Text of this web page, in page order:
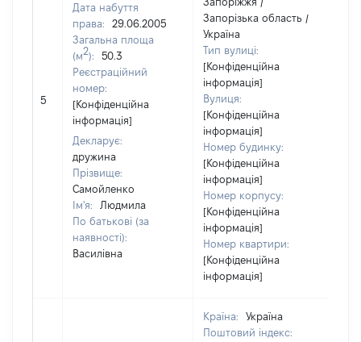
5
Дата набуття
права:
29.06.2005
Загальна площа
(м2):
50.3
Реєстраційний
номер:
[Конфіденційна
інформація]
Декларує:
дружина
Прізвище:
Самойленко
Ім'я:
Людмила
По батькові (за
наявності):
Василівна
Запорізька область /
Україна
Тип вулиці:
[Конфіденційна
інформація]
Вулиця:
[Конфіденційна
інформація]
Номер будинку:
[Конфіденційна
інформація]
Номер корпусу:
[Конфіденційна
інформація]
Номер квартири:
[Конфіденційна
інформація]
Країна:
Україна
Поштовий індекс: